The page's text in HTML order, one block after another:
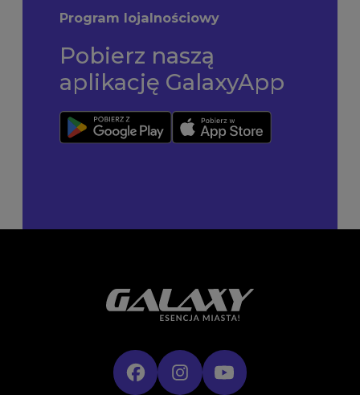
Program lojalnościowy
Pobierz naszą
aplikację GalaxyApp